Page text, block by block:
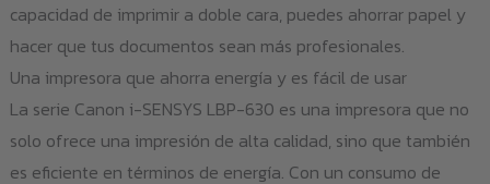
capacidad de imprimir a doble cara, puedes ahorrar papel y
hacer que tus documentos sean más profesionales.
Una impresora que ahorra energía y es fácil de usar
La serie Canon i-SENSYS LBP-630 es una impresora que no
solo ofrece una impresión de alta calidad, sino que también
es eficiente en términos de energía. Con un consumo de